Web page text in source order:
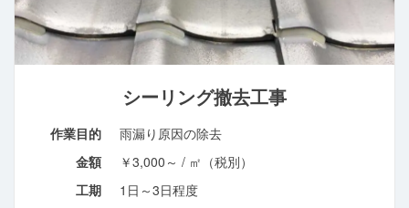
シーリング撤去工事
作業目的
雨漏り原因の除去
金額
￥3,000～ / ㎡（税別）
工期
1日～3日程度